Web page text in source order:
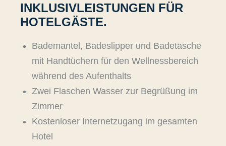
INKLUSIVLEISTUNGEN FÜR
HOTELGÄSTE.
Bademantel, Badeslipper und Badetasche
mit Handtüchern für den Wellnessbereich
während des Aufenthalts
Zwei Flaschen Wasser zur Begrüßung im
Zimmer
Kostenloser Internetzugang im gesamten
Hotel